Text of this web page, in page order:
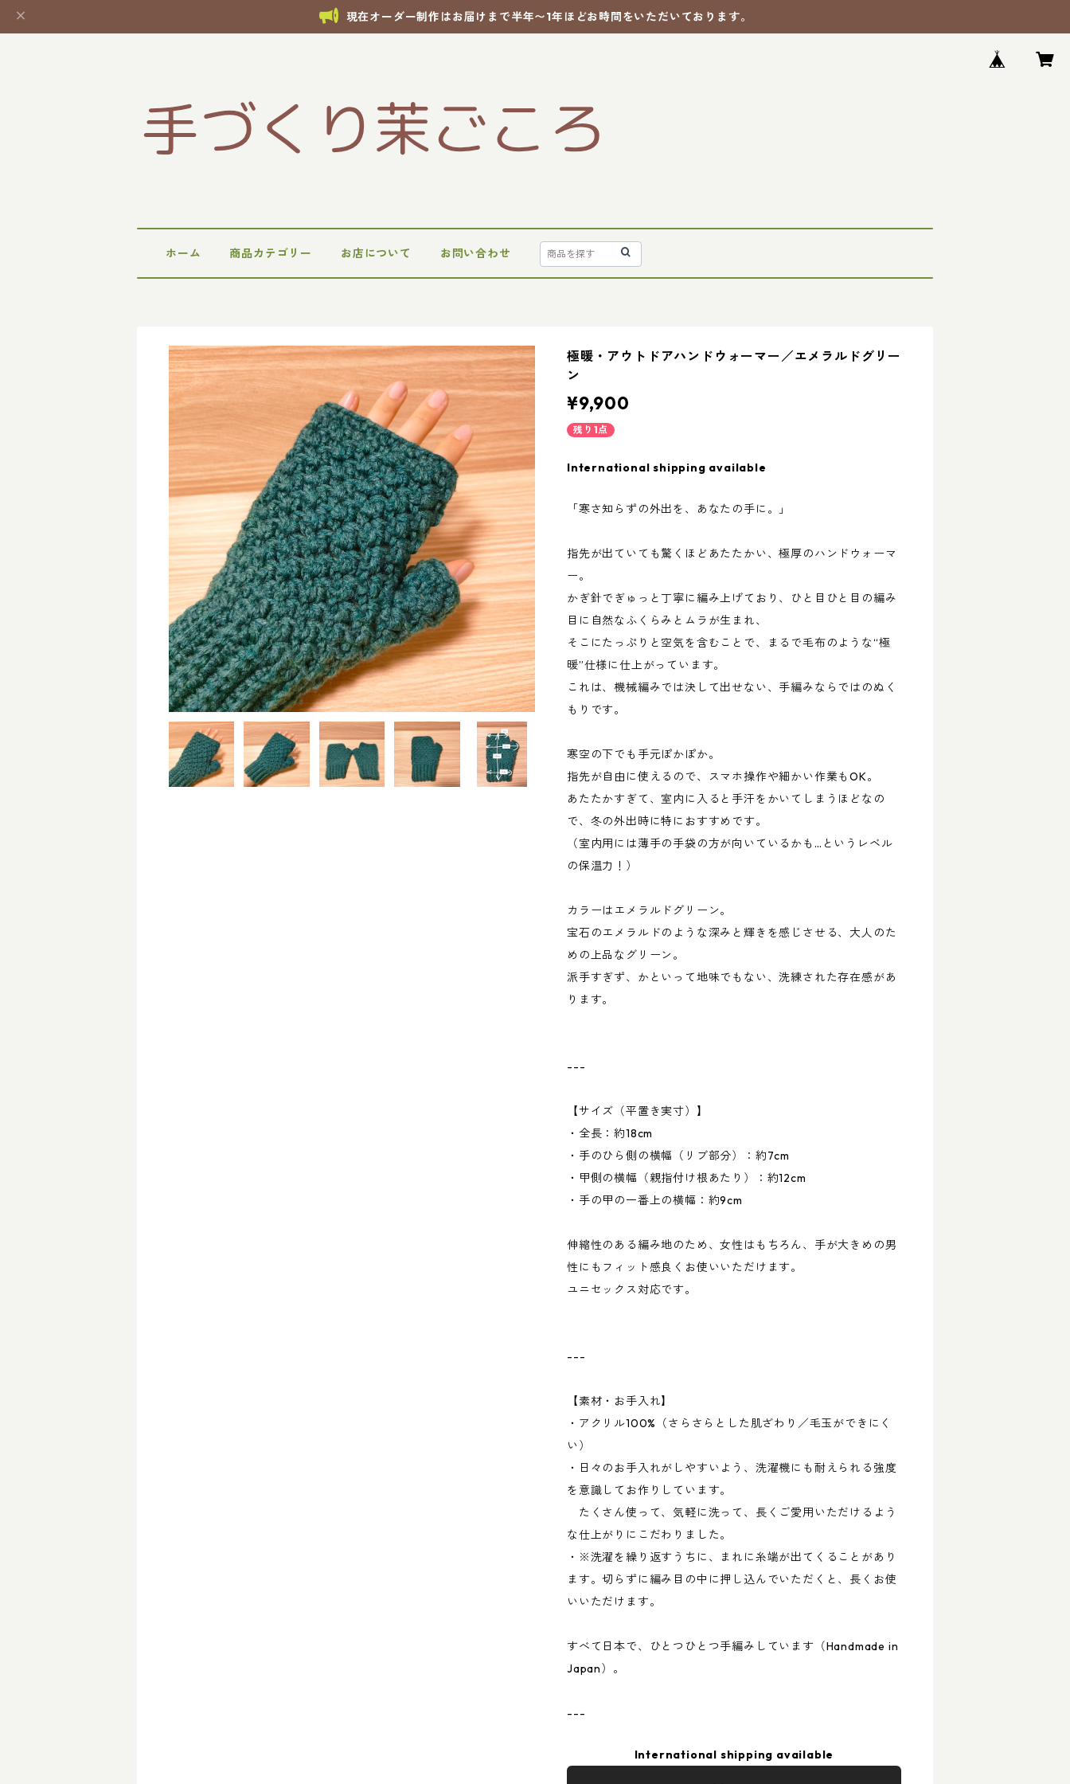
現在オーダー制作はお届けまで半年〜1年ほどお時間をいただいております。
ホーム 商品カテゴリー お店について お問い合わせ
極暖・アウトドアハンドウォーマー／エメラルドグリー
ン
¥9,900
残り1点
International shipping available
「寒さ知らずの外出を、あなたの手に。」
指先が出ていても驚くほどあたたかい、極厚のハンドウォーマ
ー。
かぎ針でぎゅっと丁寧に編み上げており、ひと目ひと目の編み
目に自然なふくらみとムラが生まれ、
そこにたっぷりと空気を含むことで、まるで毛布のような“極
暖”仕様に仕上がっています。
これは、機械編みでは決して出せない、手編みならではのぬく
もりです。
寒空の下でも手元ぽかぽか。
指先が自由に使えるので、スマホ操作や細かい作業もOK。
あたたかすぎて、室内に入ると手汗をかいてしまうほどなの
で、冬の外出時に特におすすめです。
（室内用には薄手の手袋の方が向いているかも…というレベル
の保温力！）
カラーはエメラルドグリーン。
宝石のエメラルドのような深みと輝きを感じさせる、大人のた
めの上品なグリーン。
派手すぎず、かといって地味でもない、洗練された存在感があ
ります。
---
【サイズ（平置き実寸）】
・全長：約18cm
・手のひら側の横幅（リブ部分）：約7cm
・甲側の横幅（親指付け根あたり）：約12cm
・手の甲の一番上の横幅：約9cm
伸縮性のある編み地のため、女性はもちろん、手が大きめの男
性にもフィット感良くお使いいただけます。
ユニセックス対応です。
---
【素材・お手入れ】
・アクリル100%（さらさらとした肌ざわり／毛玉ができにく
い）
・日々のお手入れがしやすいよう、洗濯機にも耐えられる強度
を意識してお作りしています。
たくさん使って、気軽に洗って、長くご愛用いただけるよう
な仕上がりにこだわりました。
・※洗濯を繰り返すうちに、まれに糸端が出てくることがあり
ます。切らずに編み目の中に押し込んでいただくと、長くお使
いいただけます。
すべて日本で、ひとつひとつ手編みしています（Handmade in
Japan）。
---
International shipping available